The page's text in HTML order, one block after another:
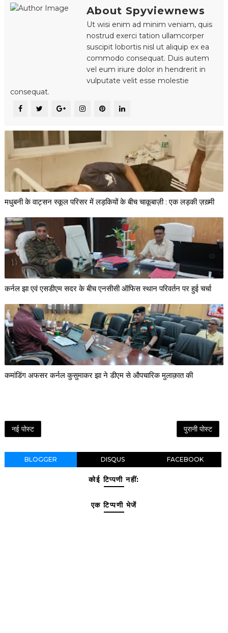
About Spyviewnews
Ut wisi enim ad minim veniam, quis
nostrud exerci tation ullamcorper
suscipit lobortis nisl ut aliquip ex ea
commodo consequat. Duis autem
vel eum iriure dolor in hendrerit in
vulputate velit esse molestie
consequat.
मधुबनी के वाट्सन स्कूल परिसर में लड़कियों के बीच चाकूबाज़ी : एक लड़की ज़ख़्मी
कर्नल झा एवं एसडीएम सदर के बीच एनसीसी ऑफिस स्थान परिवर्तन पर हुई चर्चा
कमांडिंग अफसर कर्नल कुसुमाकर झा ने डीएम से औपचारिक मुलाक़ात की
नई पोस्ट पुरानी पोस्ट
BLOGGER DISQUS FACEBOOK
कोई टिप्पणी नहीं:
एक टिप्पणी भेजें